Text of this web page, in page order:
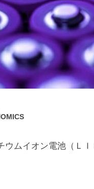
ウムイオン電池（Ｌ